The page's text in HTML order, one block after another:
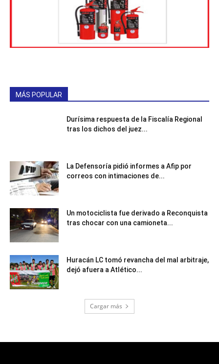
MÁS POPULAR
Durísima respuesta de la Fiscalía Regional
tras los dichos del juez...
La Defensoría pidió informes a Afip por
correos con intimaciones de...
Un motociclista fue derivado a Reconquista
tras chocar con una camioneta...
Huracán LC tomó revancha del mal arbitraje,
dejó afuera a Atlético...
Cargar más